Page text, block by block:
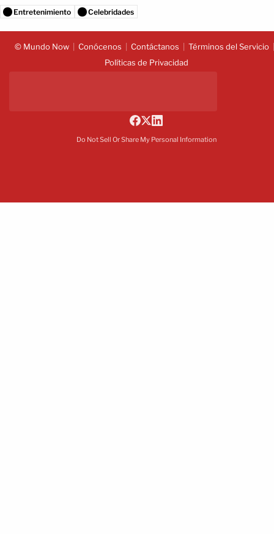
Entretenimiento Celebridades
© Mundo Now Conócenos Contáctanos
Términos del Servicio
Políticas de Privacidad
Do Not Sell Or Share My Personal Information